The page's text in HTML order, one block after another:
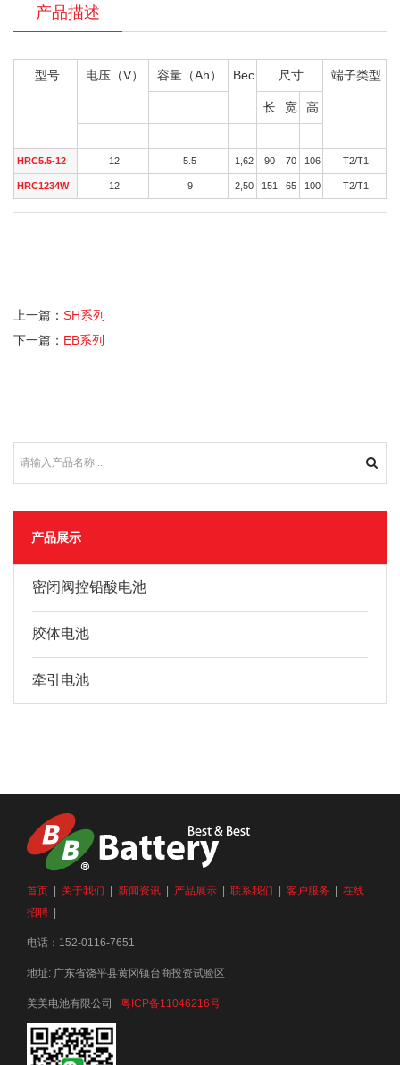
产品描述
型号 电压（V） 容量（Ah） Вес 尺寸 端子类型
长 宽 高
HRC5.5-12 12 5.5 1,62 90 70 106 T2/T1
HRC1234W 12 9 2,50 151 65 100 T2/T1
上一篇： SH系列
下一篇： EB系列
产品展示
密闭阀控铅酸电池
胶体电池
牵引电池
首页 关于我们 新闻资讯 产品展示 联系我们 客户服务
在线
招聘
电话：152-0116-7651
地址: 广东省饶平县黄冈镇台商投资试验区
美美电池有限公司 粤ICP备11046216号